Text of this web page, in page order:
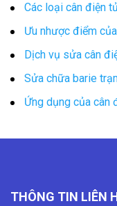
Các loại cân điện
Ưu nhược điểm
Dịch vụ sửa cân
Sửa chữa barie
Ứng dụng của cân
THÔNG TIN LIÊN